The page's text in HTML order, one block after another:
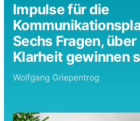
Impulse für die
Sechs Fragen, über
Klarheit gewinnen
Wolfgang Griepentrog